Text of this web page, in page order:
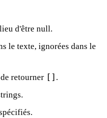
d'être null.
le texte, ignorées dans le
retourner
.